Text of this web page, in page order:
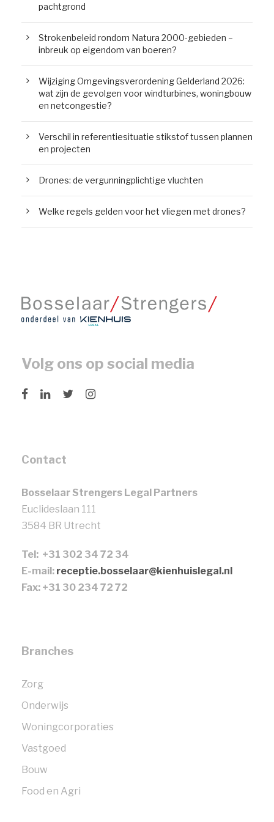
pachtgrond
Strokenbeleid rondom Natura 2000-gebieden –
inbreuk op eigendom van boeren?
Wijziging Omgevingsverordening Gelderland 2026:
wat zijn de gevolgen voor windturbines, woningbouw
en netcongestie?
Verschil in referentiesituatie stikstof tussen plannen
en projecten
Drones: de vergunningplichtige vluchten
Welke regels gelden voor het vliegen met drones?
Volg ons op social media
Contact
Bosselaar Strengers Legal Partners
Euclideslaan 111
3584 BR Utrecht
Tel: +31 302 34 72 34
E-mail: receptie.bosselaar@kienhuislegal.nl
Fax: +31 30 234 72 72
Branches
Zorg
Onderwijs
Woningcorporaties
Vastgoed
Bouw
Food en Agri